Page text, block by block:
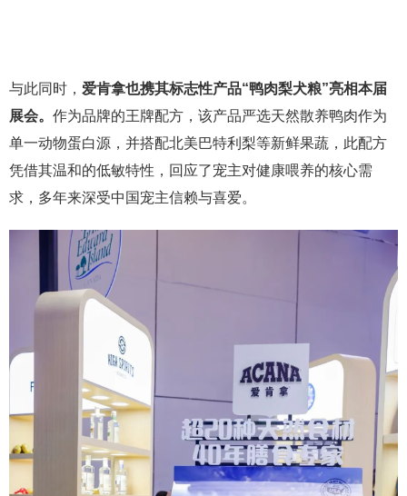
与此同时， 爱肯拿也携其标志性产品“鸭肉梨犬粮”亮相本届
展会。 作为品牌的王牌配方，该产品严选天然散养鸭肉作为
单一动物蛋白源，并搭配北美巴特利梨等新鲜果蔬，此配方
凭借其温和的低敏特性，回应了宠主对健康喂养的核心需
求，多年来深受中国宠主信赖与喜爱。